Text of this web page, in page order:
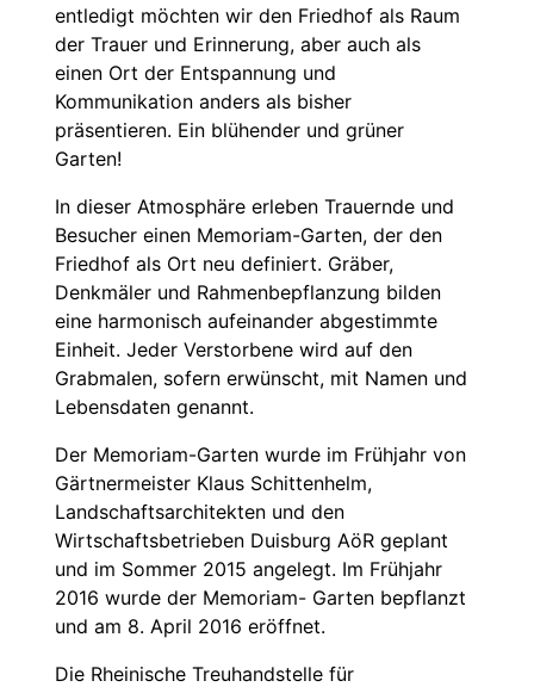
entledigt möchten wir den Friedhof als Raum
der Trauer und Erinnerung, aber auch als
einen Ort der Entspannung und
Kommunikation anders als bisher
präsentieren. Ein blühender und grüner
Garten!
In dieser Atmosphäre erleben Trauernde und
Besucher einen Memoriam-Garten, der den
Friedhof als Ort neu definiert. Gräber,
Denkmäler und Rahmenbepflanzung bilden
eine harmonisch aufeinander abgestimmte
Einheit. Jeder Verstorbene wird auf den
Grabmalen, sofern erwünscht, mit Namen und
Lebensdaten genannt.
Der Memoriam-Garten wurde im Frühjahr von
Gärtnermeister Klaus Schittenhelm,
Landschaftsarchitekten und den
Wirtschaftsbetrieben Duisburg AöR geplant
und im Sommer 2015 angelegt. Im Frühjahr
2016 wurde der Memoriam- Garten bepflanzt
und am 8. April 2016 eröffnet.
Die Rheinische Treuhandstelle für